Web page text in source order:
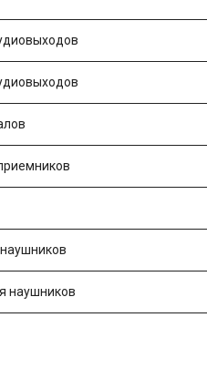
наушников